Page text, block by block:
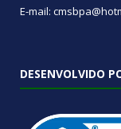
E-mail:
DESENVOLVIDO